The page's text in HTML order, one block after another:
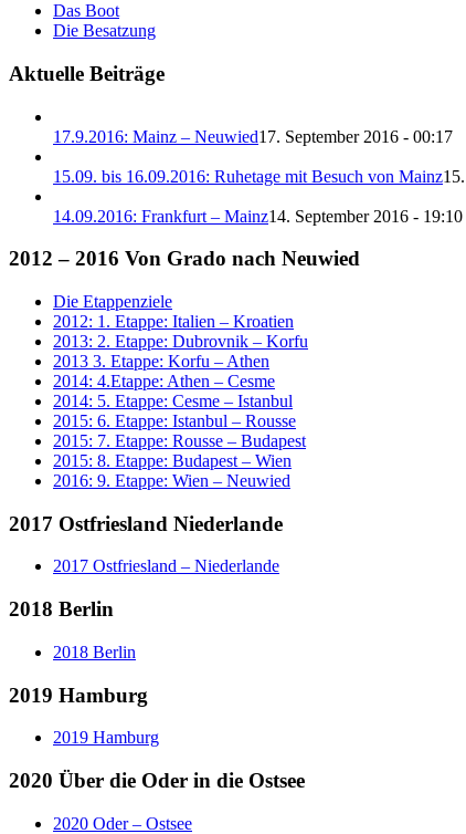
Das Boot
Die Besatzung
Aktuelle Beiträge
17.9.2016: Mainz – Neuwied17. September 2016 - 00:17
15.09. bis 16.09.2016: Ruhetage mit Besuch von Mainz
14.09.2016: Frankfurt – Mainz14. September 2016 - 19:10
2012 – 2016 Von Grado nach Neuwied
Die Etappenziele
2012: 1. Etappe: Italien – Kroatien
2013: 2. Etappe: Dubrovnik – Korfu
2013 3. Etappe: Korfu – Athen
2014: 4.Etappe: Athen – Cesme
2014: 5. Etappe: Cesme – Istanbul
2015: 6. Etappe: Istanbul – Rousse
2015: 7. Etappe: Rousse – Budapest
2015: 8. Etappe: Budapest – Wien
2016: 9. Etappe: Wien – Neuwied
2017 Ostfriesland Niederlande
2017 Ostfriesland – Niederlande
2018 Berlin
2018 Berlin
2019 Hamburg
2019 Hamburg
2020 Über die Oder in die Ostsee
2020 Oder – Ostsee